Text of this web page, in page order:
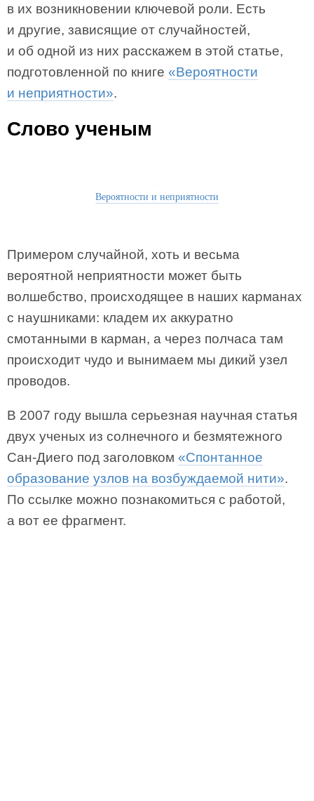
в их возникновении ключевой роли. Есть
и другие, зависящие от случайностей,
и об одной из них расскажем в этой статье,
подготовленной по книге «Вероятности
и неприятности».
Слово ученым
Вероятности и неприятности
Примером случайной, хоть и весьма
вероятной неприятности может быть
волшебство, происходящее в наших карманах
с наушниками: кладем их аккуратно
смотанными в карман, а через полчаса там
происходит чудо и вынимаем мы дикий узел
проводов.
В 2007 году вышла серьезная научная статья
двух ученых из солнечного и безмятежного
Сан-Диего под заголовком «Спонтанное
образование узлов на возбуждаемой нити».
По ссылке можно познакомиться с работой,
а вот ее фрагмент.